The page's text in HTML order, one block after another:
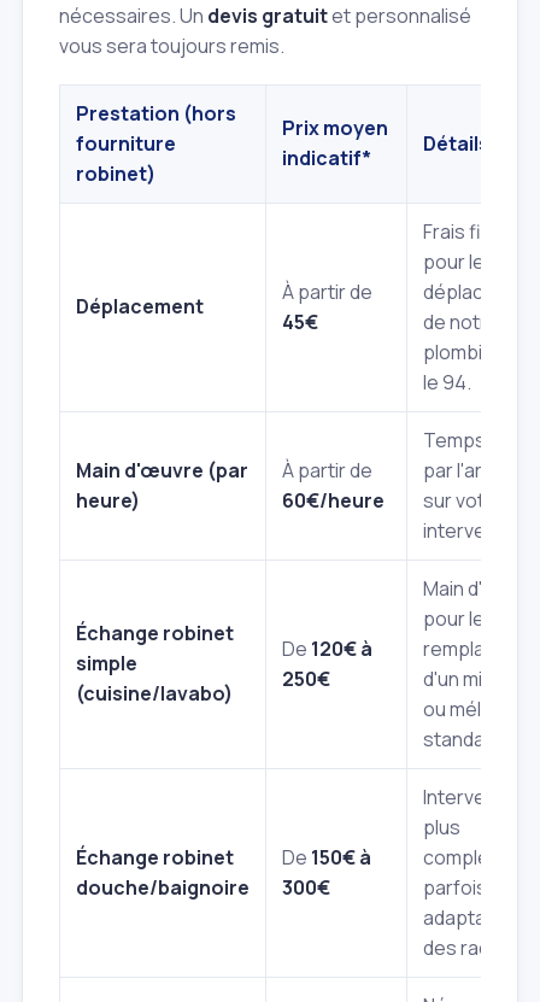
nécessaires. Un devis gratuitet personnalisé
vous sera toujours remis.
Prestation (hors
fourniture
robinet)
Prix moyen
indicatif*
Détails
Déplacement
À partir de
45€
Frais fixes
pour le
déplacement
de notre
plombier
le 94.
Main d'œuvre (par
heure)
À partir de
60€/heure
Temps
par l'artisan
sur votre
intervention.
Échange robinet
simple
(cuisine/lavabo)
De 120€ à
250€
Main d'œuvre
pour le
d'un mitigeur
ou
standard.
Échange robinet
douche/baignoire
De 150€ à
300€
Intervention
plus
complexe,
parfois avec
adaptation
des